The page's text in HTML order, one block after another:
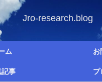
Jro-research.blog
ム お
記事 プ